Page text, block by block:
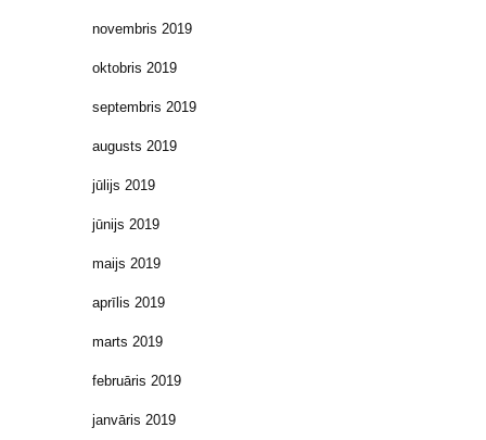
novembris 2019
oktobris 2019
septembris 2019
augusts 2019
jūlijs 2019
jūnijs 2019
maijs 2019
aprīlis 2019
marts 2019
februāris 2019
janvāris 2019